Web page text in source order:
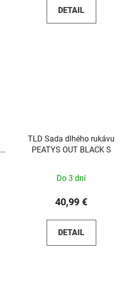
DETAIL
TLD Sada dlhého rukávu
PEATYS OUT BLACK S
Do 3 dní
40,99 €
DETAIL